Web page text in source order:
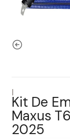
|
Kit De
Maxus
2025